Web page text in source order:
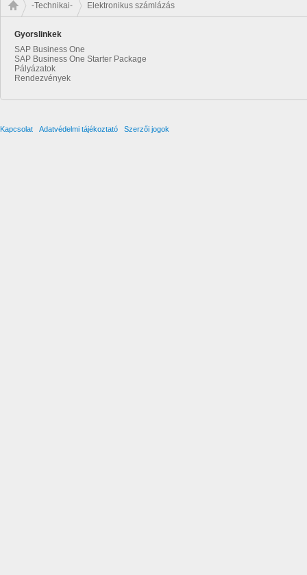
-Technikai- Elektronikus számlázás
Gyorslinkek
SAP Business One
SAP Business One Starter Package
Pályázatok
Rendezvények
Kapcsolat Adatvédelmi tájékoztató Szerzői jogok